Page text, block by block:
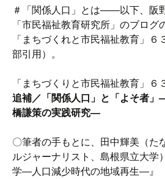
＃「関係人口」とは――以下、阪
「市民福祉教育研究所」のブログ
「まちづくれと市民福祉教育」６
部引用）。
「まちづくりと市民福祉教育」６
追補／「関係人口」と「よそ者
橋謙策の実践研究―
〇筆者の手もとに、田中輝美（た
ルジャーナリスト、島根県立大学
学―人口減少時代の地域再生―』